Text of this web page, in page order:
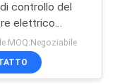
controllo del
elettrico
dell'aroma
la farmacia
MOQ:Negoziabile